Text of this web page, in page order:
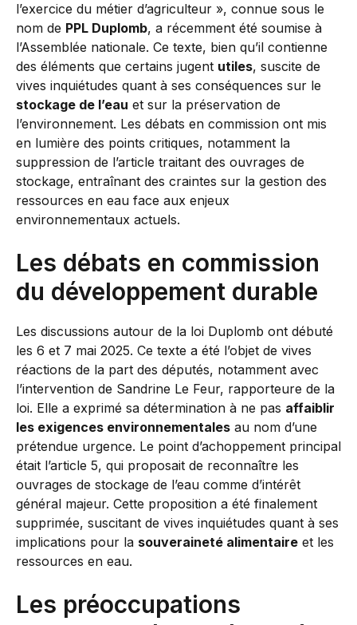
l’exercice du métier d’agriculteur », connue sous le
nom de PPL Duplomb, a récemment été soumise à
l’Assemblée nationale. Ce texte, bien qu’il contienne
des éléments que certains jugent utiles, suscite de
vives inquiétudes quant à ses conséquences sur le
stockage de l’eau et sur la préservation de
l’environnement. Les débats en commission ont mis
en lumière des points critiques, notamment la
suppression de l’article traitant des ouvrages de
stockage, entraînant des craintes sur la gestion des
ressources en eau face aux enjeux
environnementaux actuels.
Les débats en commission
du développement durable
Les discussions autour de la loi Duplomb ont débuté
les 6 et 7 mai 2025. Ce texte a été l’objet de vives
réactions de la part des députés, notamment avec
l’intervention de Sandrine Le Feur, rapporteure de la
loi. Elle a exprimé sa détermination à ne pas affaiblir
les exigences environnementales au nom d’une
prétendue urgence. Le point d’achoppement principal
était l’article 5, qui proposait de reconnaître les
ouvrages de stockage de l’eau comme d’intérêt
général majeur. Cette proposition a été finalement
supprimée, suscitant de vives inquiétudes quant à ses
implications pour la souveraineté alimentaire et les
ressources en eau.
Les préoccupations